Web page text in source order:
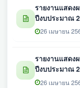
รายงานแสดง
ปีงบประมาณ
26 เมษายน
รายงานแสดง
ปีงบประมาณ
26 เมษายน